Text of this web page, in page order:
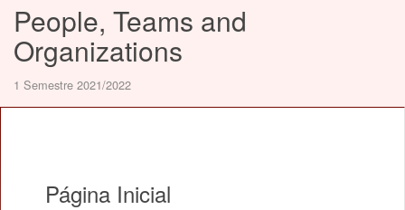
People, Teams and
Organizations
1 Semestre 2021/2022
Página Inicial